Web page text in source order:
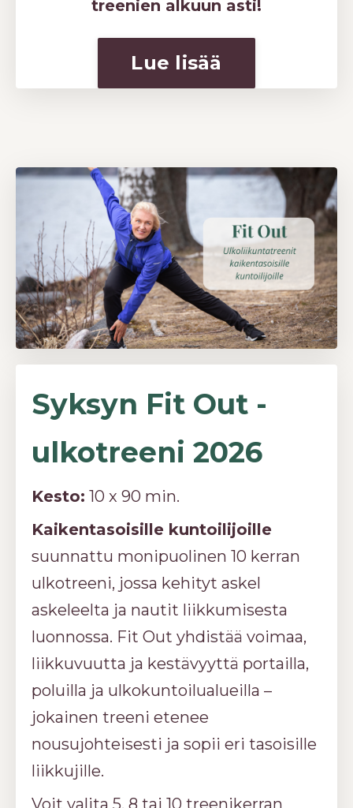
treenien alkuun asti!
Lue lisää
Syksyn Fit Out -
ulkotreeni 2026
Kesto: 10 x 90 min.
Kaikentasoisille kuntoilijoille
suunnattu monipuolinen 10 kerran
ulkotreeni, jossa kehityt askel
askeleelta ja nautit liikkumisesta
luonnossa. Fit Out yhdistää voimaa,
liikkuvuutta ja kestävyyttä portailla,
poluilla ja ulkokuntoilualueilla –
jokainen treeni etenee
nousujohteisesti ja sopii eri tasoisille
liikkujille.
Voit valita 5, 8 tai 10 treenikerran